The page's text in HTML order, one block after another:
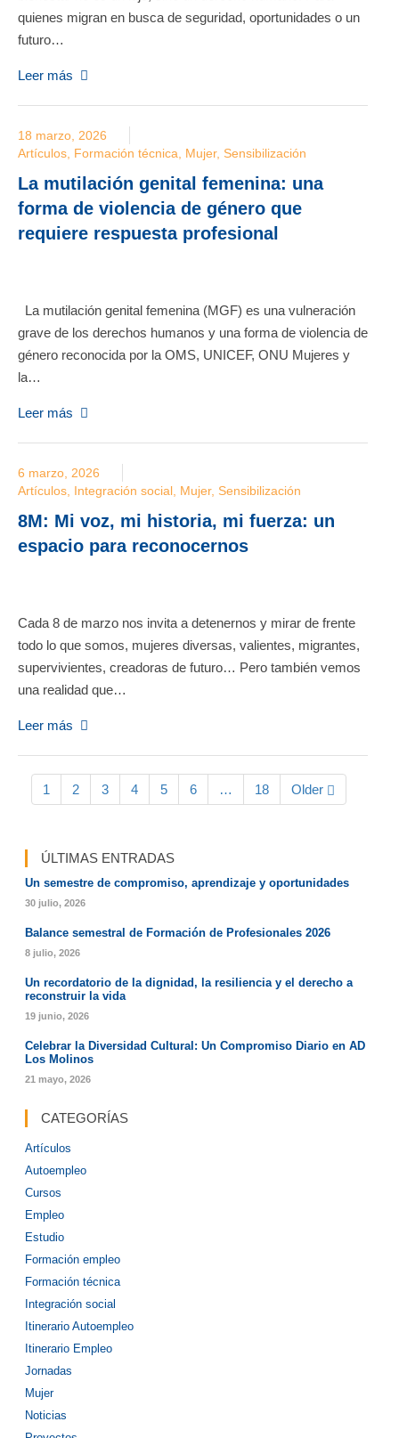
quienes migran en busca de seguridad, oportunidades o un
futuro…
Leer más
18 marzo, 2026
Artículos, Formación técnica, Mujer, Sensibilización
La mutilación genital femenina: una
forma de violencia de género que
requiere respuesta profesional
La mutilación genital femenina (MGF) es una vulneración
grave de los derechos humanos y una forma de violencia de
género reconocida por la OMS, UNICEF, ONU Mujeres y
la…
Leer más
6 marzo, 2026
Artículos, Integración social, Mujer, Sensibilización
8M: Mi voz, mi historia, mi fuerza: un
espacio para reconocernos
Cada 8 de marzo nos invita a detenernos y mirar de frente
todo lo que somos, mujeres diversas, valientes, migrantes,
supervivientes, creadoras de futuro… Pero también vemos
una realidad que…
Leer más
1 2 3 4 5 6 … 18 Older
ÚLTIMAS ENTRADAS
Un semestre de compromiso, aprendizaje y oportunidades
30 julio, 2026
Balance semestral de Formación de Profesionales 2026
8 julio, 2026
Un recordatorio de la dignidad, la resiliencia y el derecho a
reconstruir la vida
19 junio, 2026
Celebrar la Diversidad Cultural: Un Compromiso Diario en AD
Los Molinos
21 mayo, 2026
CATEGORÍAS
Artículos
Autoempleo
Cursos
Empleo
Estudio
Formación empleo
Formación técnica
Integración social
Itinerario Autoempleo
Itinerario Empleo
Jornadas
Mujer
Noticias